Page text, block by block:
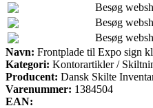
Besøg
Besøg
Besøg
Navn: Frontplade til Expo sign
Kategori: Kontorartikler /
Producent: Dansk Skilte
Varenummer: 1384504
EAN: